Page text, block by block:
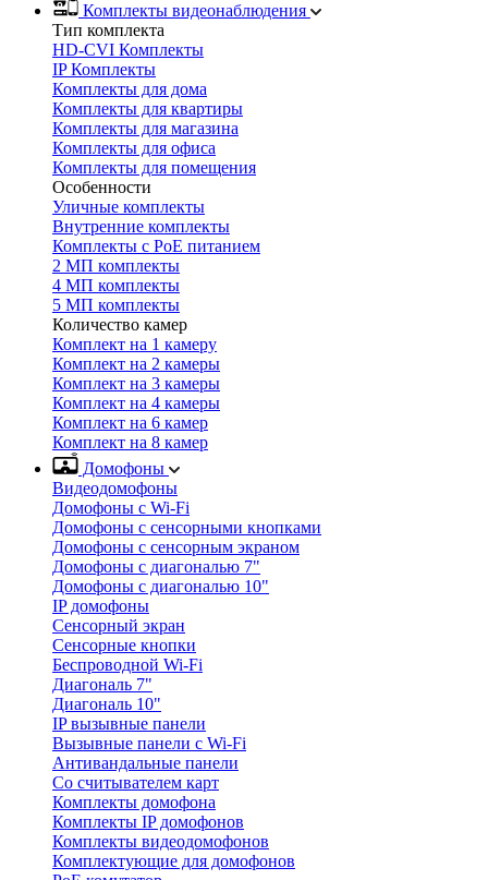
Комплекты видеонаблюдения
Тип комплекта
HD-CVI Комплекты
IP Комплекты
Комплекты для дома
Комплекты для квартиры
Комплекты для магазина
Комплекты для офиса
Комплекты для помещения
Особенности
Уличные комплекты
Внутренние комплекты
Комплекты с PoE питанием
2 МП комплекты
4 МП комплекты
5 МП комплекты
Количество камер
Комплект на 1 камеру
Комплект на 2 камеры
Комплект на 3 камеры
Комплект на 4 камеры
Комплект на 6 камер
Комплект на 8 камер
Домофоны
Видеодомофоны
Домофоны с Wi-Fi
Домофоны с сенсорными кнопками
Домофоны с сенсорным экраном
Домофоны с диагональю 7"
Домофоны с диагональю 10"
IP домофоны
Сенсорный экран
Сенсорные кнопки
Беспроводной Wi-Fi
Диагональ 7"
Диагональ 10"
IP вызывные панели
Вызывные панели с Wi-Fi
Антивандальные панели
Со считывателем карт
Комплекты домофона
Комплекты IP домофонов
Комплекты видеодомофонов
Комплектующие для домофонов